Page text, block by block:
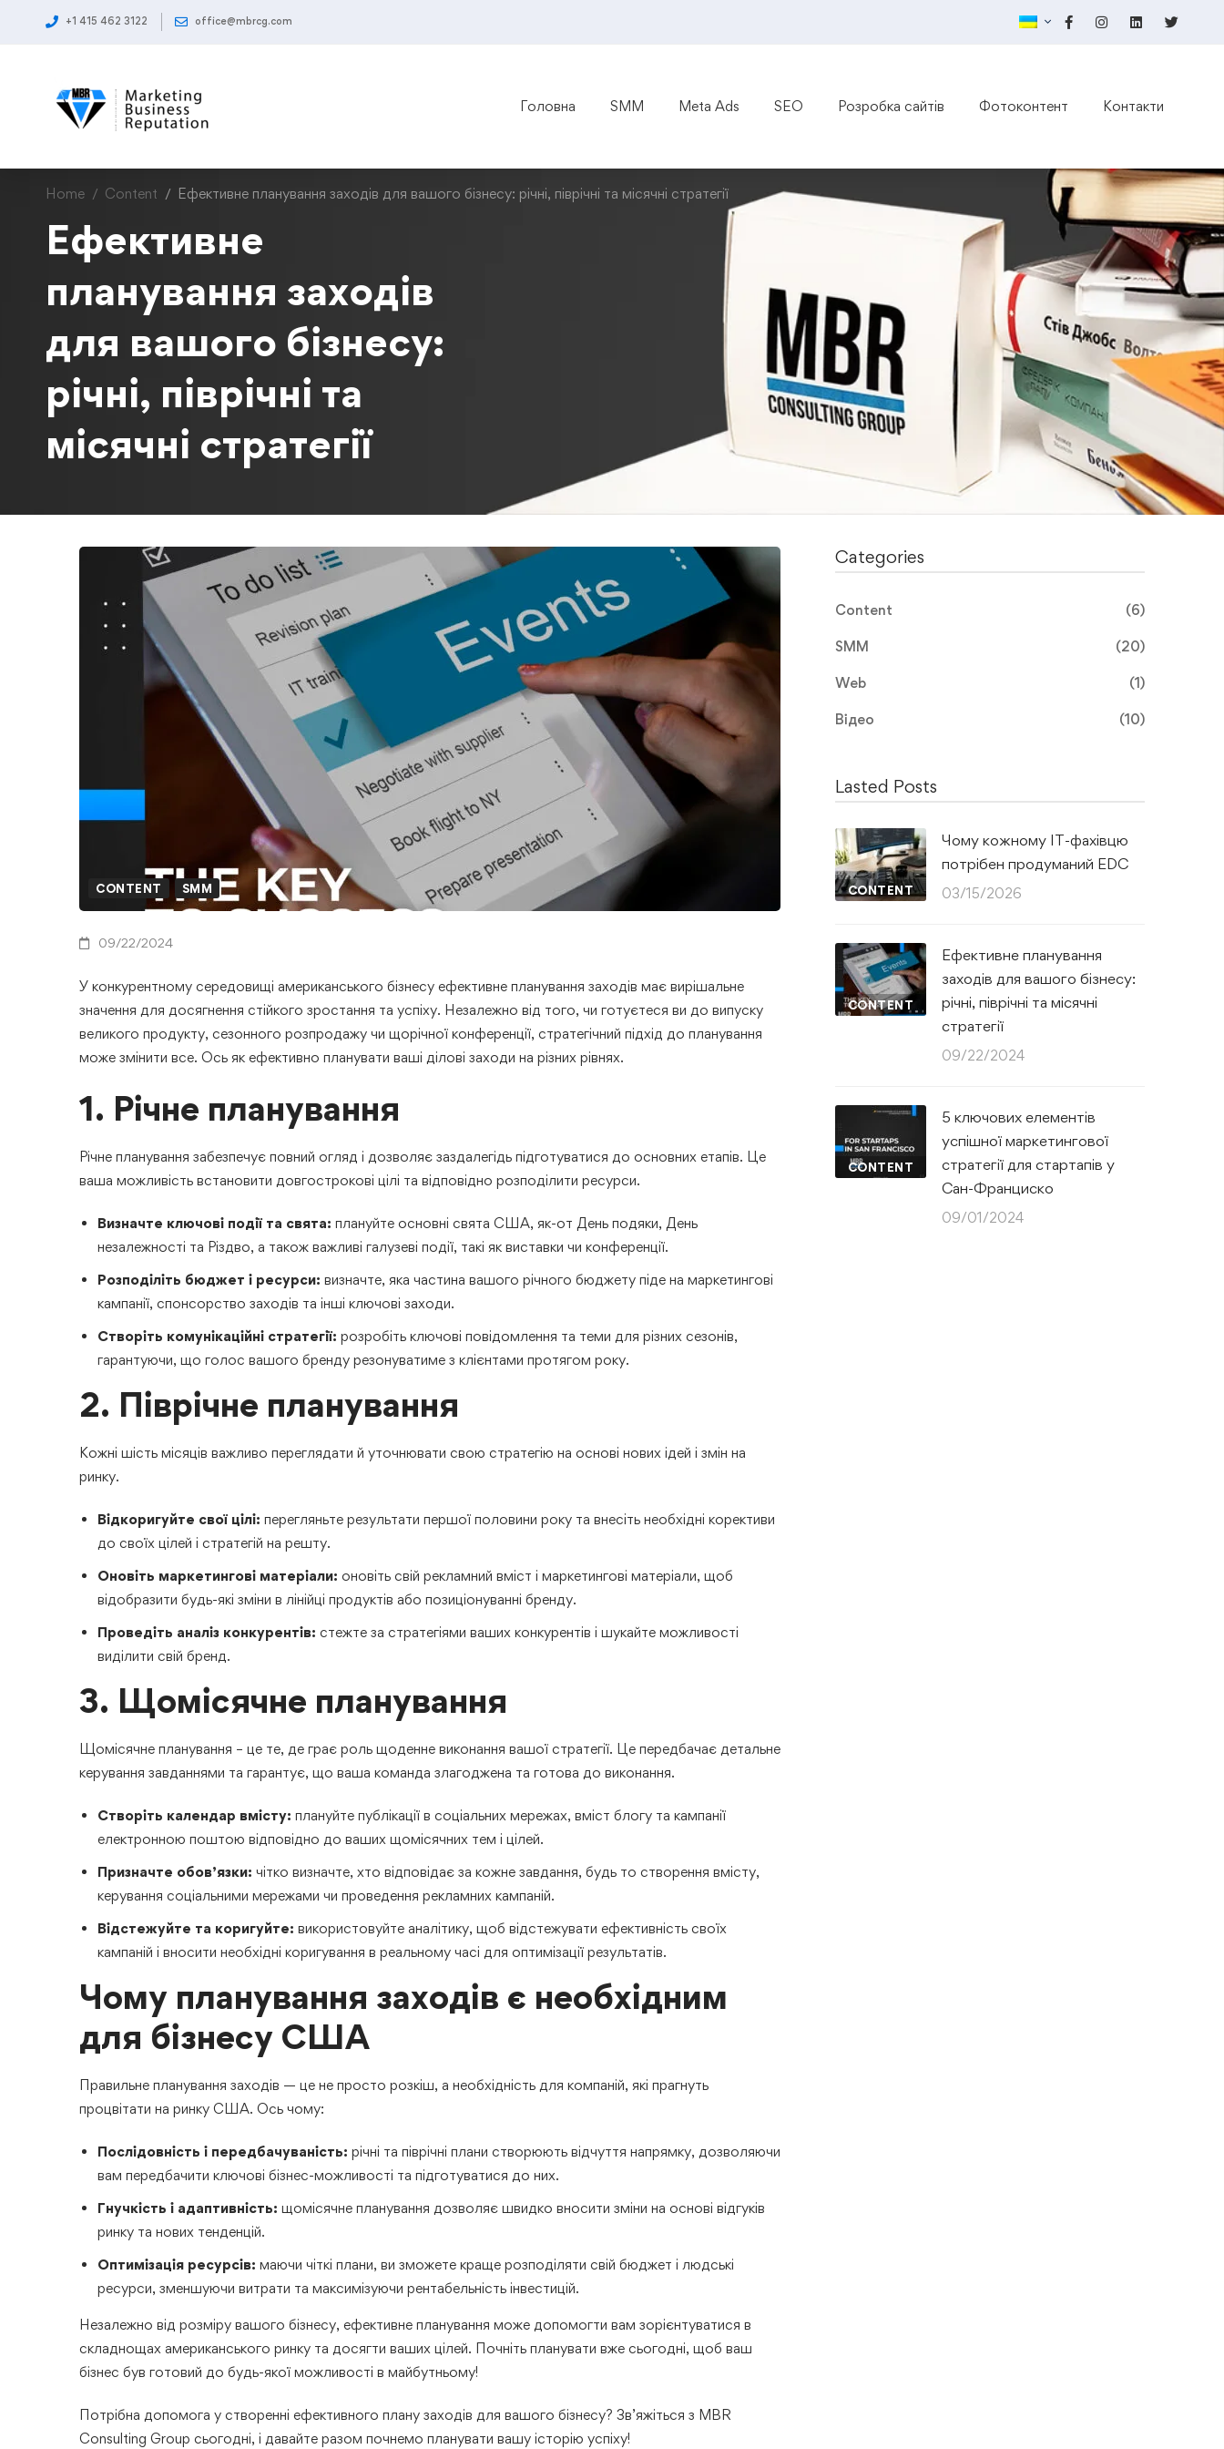
+1 415 462 3122 office@mbrcg.com
Головна SMM Meta Ads SEO Розробка сайтів Фотоконтент Контакти
Home Content Ефективне планування заходів для вашого бізнесу: річні, піврічні та місячні стратегії
Ефективне
планування заходів
для вашого бізнесу:
річні, піврічні та
місячні стратегії
CONTENT SMM
09/22/2024
У конкурентному середовищі американського бізнесу ефективне планування заходів має вирішальне
значення для досягнення стійкого зростання та успіху. Незалежно від того, чи готуєтеся ви до випуску
великого продукту, сезонного розпродажу чи щорічної конференції, стратегічний підхід до планування
може змінити все. Ось як ефективно планувати ваші ділові заходи на різних рівнях.
1. Річне планування
Річне планування забезпечує повний огляд і дозволяє заздалегідь підготуватися до основних етапів. Це
ваша можливість встановити довгострокові цілі та відповідно розподілити ресурси.
Визначте ключові події та свята: плануйте основні свята США, як-от День подяки, День
незалежності та Різдво, а також важливі галузеві події, такі як виставки чи конференції.
Розподіліть бюджет і ресурси: визначте, яка частина вашого річного бюджету піде на маркетингові
кампанії, спонсорство заходів та інші ключові заходи.
Створіть комунікаційні стратегії: розробіть ключові повідомлення та теми для різних сезонів,
гарантуючи, що голос вашого бренду резонуватиме з клієнтами протягом року.
2. Піврічне планування
Кожні шість місяців важливо переглядати й уточнювати свою стратегію на основі нових ідей і змін на
ринку.
Відкоригуйте свої цілі: перегляньте результати першої половини року та внесіть необхідні корективи
до своїх цілей і стратегій на решту.
Оновіть маркетингові матеріали: оновіть свій рекламний вміст і маркетингові матеріали, щоб
відобразити будь-які зміни в лінійці продуктів або позиціонуванні бренду.
Проведіть аналіз конкурентів: стежте за стратегіями ваших конкурентів і шукайте можливості
виділити свій бренд.
3. Щомісячне планування
Щомісячне планування – це те, де грає роль щоденне виконання вашої стратегії. Це передбачає детальне
керування завданнями та гарантує, що ваша команда злагоджена та готова до виконання.
Створіть календар вмісту: плануйте публікації в соціальних мережах, вміст блогу та кампанії
електронною поштою відповідно до ваших щомісячних тем і цілей.
Призначте обов’язки: чітко визначте, хто відповідає за кожне завдання, будь то створення вмісту,
керування соціальними мережами чи проведення рекламних кампаній.
Відстежуйте та коригуйте: використовуйте аналітику, щоб відстежувати ефективність своїх
кампаній і вносити необхідні коригування в реальному часі для оптимізації результатів.
Чому планування заходів є необхідним
для бізнесу США
Правильне планування заходів — це не просто розкіш, а необхідність для компаній, які прагнуть
процвітати на ринку США. Ось чому:
Послідовність і передбачуваність: річні та піврічні плани створюють відчуття напрямку, дозволяючи
вам передбачити ключові бізнес-можливості та підготуватися до них.
Гнучкість і адаптивність: щомісячне планування дозволяє швидко вносити зміни на основі відгуків
ринку та нових тенденцій.
Оптимізація ресурсів: маючи чіткі плани, ви зможете краще розподіляти свій бюджет і людські
ресурси, зменшуючи витрати та максимізуючи рентабельність інвестицій.
Незалежно від розміру вашого бізнесу, ефективне планування може допомогти вам зорієнтуватися в
складнощах американського ринку та досягти ваших цілей. Почніть планувати вже сьогодні, щоб ваш
бізнес був готовий до будь-якої можливості в майбутньому!
Потрібна допомога у створенні ефективного плану заходів для вашого бізнесу? Зв’яжіться з MBR
Consulting Group сьогодні, і давайте разом почнемо планувати вашу історію успіху!
Categories
Content (6)
SMM (20)
Web (1)
Відео (10)
Lasted Posts
CONTENT
Чому кожному IT-фахівцю
потрібен продуманий EDC
03/15/2026
CONTENT
Ефективне планування
заходів для вашого бізнесу:
річні, піврічні та місячні
стратегії
09/22/2024
CONTENT
5 ключових елементів
успішної маркетингової
стратегії для стартапів у
Сан-Франциско
09/01/2024